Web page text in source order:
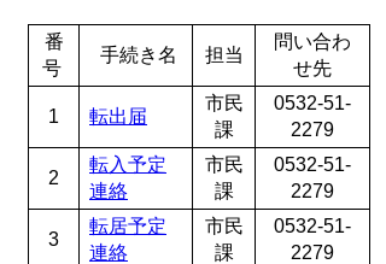
番
号
手続き名 担当
問い合わ
せ先
1 転出届
市民
課
0532-51-
2279
2
転入予定
連絡
市民
課
0532-51-
2279
3
転居予定
連絡
市民
課
0532-51-
2279